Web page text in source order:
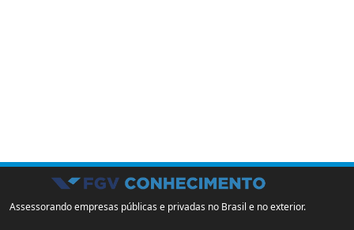
Assessorando empresas públicas e privadas no Brasil e no exterior.